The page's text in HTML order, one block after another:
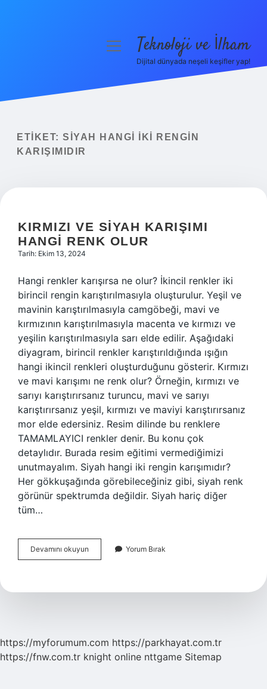
Yasal Uyarı
menüyüTeknoloji ve İlham
Dijital dünyada neşeli keşifler yap!
ETIKET: SIYAH HANGI IKI RENGIN
KARIŞIMIDIR
KIRMIZI VE SIYAH KARIŞIMI
HANGI RENK OLUR
Tarih: Ekim 13, 2024
Hangi renkler karışırsa ne olur? İkincil renkler iki
birincil rengin karıştırılmasıyla oluşturulur. Yeşil ve
mavinin karıştırılmasıyla camgöbeği, mavi ve
kırmızının karıştırılmasıyla macenta ve kırmızı ve
yeşilin karıştırılmasıyla sarı elde edilir. Aşağıdaki
diyagram, birincil renkler karıştırıldığında ışığın
hangi ikincil renkleri oluşturduğunu gösterir. Kırmızı
ve mavi karışımı ne renk olur? Örneğin, kırmızı ve
sarıyı karıştırırsanız turuncu, mavi ve sarıyı
karıştırırsanız yeşil, kırmızı ve maviyi karıştırırsanız
mor elde edersiniz. Resim dilinde bu renklere
TAMAMLAYICI renkler denir. Bu konu çok
detaylıdır. Burada resim eğitimi vermediğimizi
unutmayalım. Siyah hangi iki rengin karışımıdır?
Her gökkuşağında görebileceğiniz gibi, siyah renk
görünür spektrumda değildir. Siyah hariç diğer
tüm…
Devamını okuyun
Ve
Hangi
Yorum Bırak
https://myforumum.com https://parkhayat.com.tr
https://fnw.com.tr knight online nttgame Sitemap